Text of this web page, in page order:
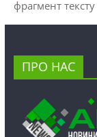
фрагмент
ПРО НАС